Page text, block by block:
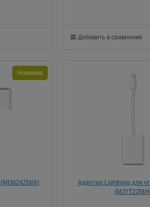
Добавить в сравнение
A)
Новинка
Адаптер Lightning для
(MJYT2ZM/